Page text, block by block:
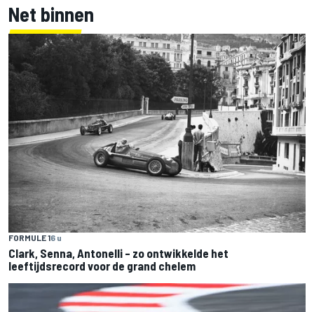
Net binnen
FORMULE 16 u
Clark, Senna, Antonelli – zo ontwikkelde het
leeftijdsrecord voor de grand chelem